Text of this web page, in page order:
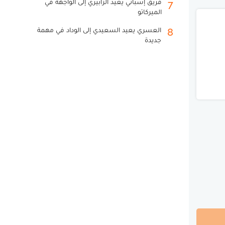
7
الميركاتو
8
العسري يعيد السعيدي إلى الوداد في مهمة
جديدة